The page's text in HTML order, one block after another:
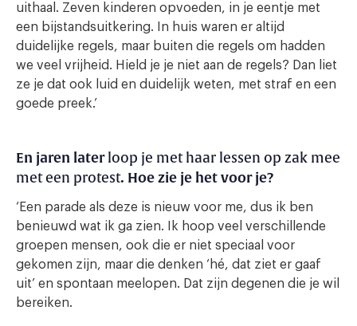
uithaal. Zeven kinderen opvoeden, in je eentje met
een bijstandsuitkering. In huis waren er altijd
duidelijke regels, maar buiten die regels om hadden
we veel vrijheid. Hield je je niet aan de regels? Dan liet
ze je dat ook luid en duidelijk weten, met straf en een
goede preek.’
En jaren laterloop je met haar lessen op zak mee
met een protest. Hoe zie je het voor je?
‘Een parade als deze is nieuw voor me, dus ik ben
benieuwd wat ik ga zien. Ik hoop veel verschillende
groepen mensen, ook die er niet speciaal voor
gekomen zijn, maar die denken ‘hé, dat ziet er gaaf
uit’ en spontaan meelopen. Dat zijn degenen die je wil
bereiken.